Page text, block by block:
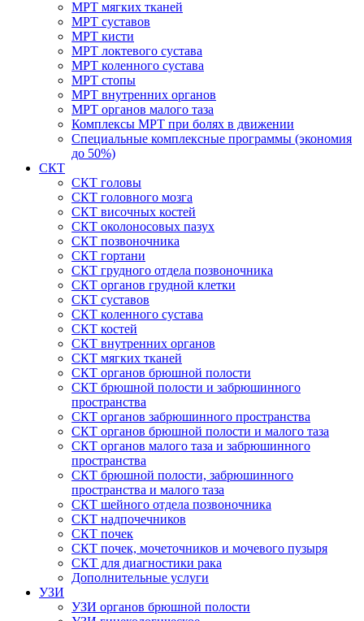
МРТ мягких тканей
МРТ суставов
МРТ кисти
МРТ локтевого сустава
МРТ коленного сустава
МРТ стопы
МРТ внутренних органов
МРТ органов малого таза
Комплексы МРТ при болях в движении
Специальные комплексные программы (экономия
до 50%)
СКТ
СКТ головы
СКТ головного мозга
СКТ височных костей
СКТ околоносовых пазух
СКТ позвоночника
СКТ гортани
СКТ грудного отдела позвоночника
СКТ органов грудной клетки
СКТ суставов
СКТ коленного сустава
СКТ костей
СКТ внутренних органов
СКТ мягких тканей
СКТ органов брюшной полости
СКТ брюшной полости и забрюшинного
пространства
СКТ органов забрюшинного пространства
СКТ органов брюшной полости и малого таза
СКТ органов малого таза и забрюшинного
пространства
СКТ брюшной полости, забрюшинного
пространства и малого таза
СКТ шейного отдела позвоночника
СКТ надпочечников
СКТ почек
СКТ почек, мочеточников и мочевого пузыря
СКТ для диагностики рака
Дополнительные услуги
УЗИ
УЗИ органов брюшной полости